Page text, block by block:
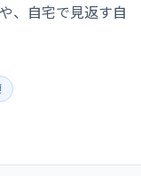
、自宅で見返す自